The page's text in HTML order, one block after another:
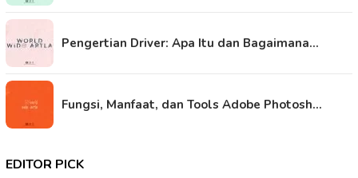
Pengertian Driver: Apa Itu dan Bagaimana…
Fungsi, Manfaat, dan Tools Adobe Photosh…
EDITOR PICK